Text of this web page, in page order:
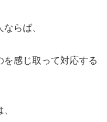
らば、
感じ取って対応する